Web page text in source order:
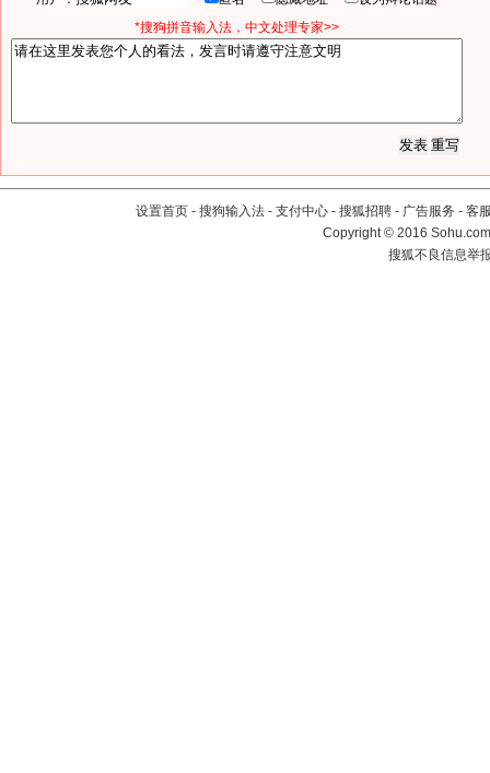
*搜狗拼音输入法，中文处理专家>>
设置首页 - 搜狗输入法 - 支付中心 - 搜狐招聘 - 广告服务 - 客
Copyright©2016
搜狐不良信息举